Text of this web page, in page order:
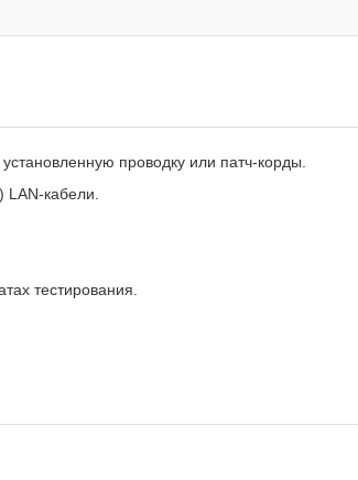
проводку или патч-корды.
кабели.
тестирования.